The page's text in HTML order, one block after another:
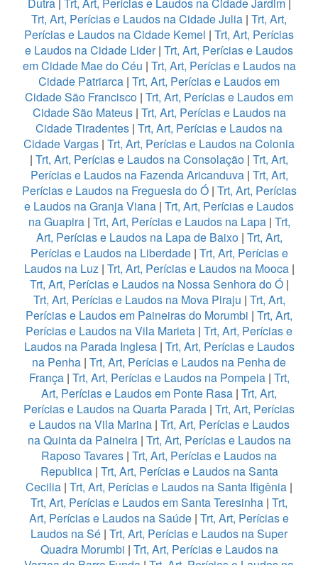
Dutra | Trt, Art, Perícias e Laudos na Cidade Jardim|
Trt, Art, Perícias e Laudos na Cidade Julia | Trt, Art,
Perícias e Laudos na Cidade Kemel | Trt, Art, Perícias
e Laudos na Cidade Lider| Trt, Art, Perícias e Laudos
em Cidade Mae do Céu | Trt, Art, Perícias e Laudos na
Cidade Patriarca | Trt, Art, Perícias e Laudos em
Cidade São Francisco | Trt, Art, Perícias e Laudos em
Cidade São Mateus| Trt, Art, Perícias e Laudos na
Cidade Tiradentes | Trt, Art, Perícias e Laudos na
Cidade Vargas | Trt, Art, Perícias e Laudos na Colonia
| Trt, Art, Perícias e Laudos na Consolação | Trt, Art,
Perícias e Laudos na Fazenda Aricanduva| Trt, Art,
Perícias e Laudos na Freguesia do Ó| Trt, Art, Perícias
e Laudos na Granja Viana | Trt, Art, Perícias e Laudos
na Guapira| Trt, Art, Perícias e Laudos na Lapa| Trt,
Art, Perícias e Laudos na Lapa de Baixo | Trt, Art,
Perícias e Laudos na Liberdade | Trt, Art, Perícias e
Laudos na Luz| Trt, Art, Perícias e Laudos na Mooca|
Trt, Art, Perícias e Laudos na Nossa Senhora do Ó|
Trt, Art, Perícias e Laudos na Mova Piraju | Trt, Art,
Perícias e Laudos em Paineiras do Morumbi | Trt, Art,
Perícias e Laudos na Vila Marieta | Trt, Art, Perícias e
Laudos na Parada Inglesa | Trt, Art, Perícias e Laudos
na Penha | Trt, Art, Perícias e Laudos na Penha de
França | Trt, Art, Perícias e Laudos na Pompeia| Trt,
Art, Perícias e Laudos em Ponte Rasa | Trt, Art,
Perícias e Laudos na Quarta Parada | Trt, Art, Perícias
e Laudos na Vila Marina| Trt, Art, Perícias e Laudos
na Quinta da Paineira| Trt, Art, Perícias e Laudos na
Raposo Tavares | Trt, Art, Perícias e Laudos na
Republica| Trt, Art, Perícias e Laudos na Santa
Cecilia | Trt, Art, Perícias e Laudos na Santa Ifigênia |
Trt, Art, Perícias e Laudos em Santa Teresinha | Trt,
Art, Perícias e Laudos na Saúde | Trt, Art, Perícias e
Laudos na Sé | Trt, Art, Perícias e Laudos na Super
Quadra Morumbi | Trt, Art, Perícias e Laudos na